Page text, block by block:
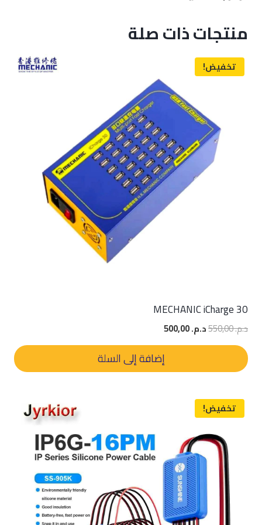
منتجات ذات صلة
تخفيض!
MECHANIC iCharge 30
د.م.550,00
السعر
الأصلي
د.م. 550,00.
د.م.
السعر
الحالي
هو:
د.م. 500,00.
إضافة إلى السلة
تخفيض!